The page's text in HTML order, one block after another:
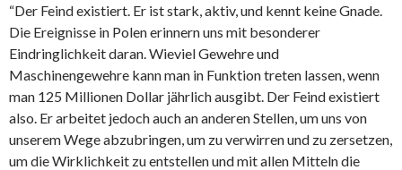
“Der Feind existiert. Er ist stark, aktiv, und kennt keine Gnade.
Die Ereignisse in Polen erinnern uns mit besonderer
Eindringlichkeit daran. Wieviel Gewehre und
Maschinengewehre kann man in Funktion treten lassen, wenn
man 125 Millionen Dollar jährlich ausgibt. Der Feind existiert
also. Er arbeitet jedoch auch an anderen Stellen, um uns von
unserem Wege abzubringen, um zu verwirren und zu zersetzen,
um die Wirklichkeit zu entstellen und mit allen Mitteln die